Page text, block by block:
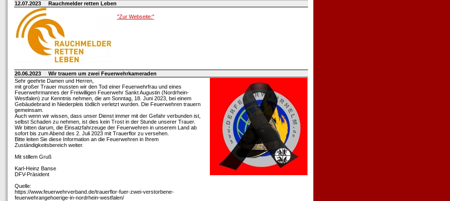
12.07.2023 Rauchmelder retten Leben
"Zur Webseite:"
20.06.2023
Wir trauern um zwei Feuerwehrkameraden
Sehr geehrte Damen und Herren,
mit großer Trauer mussten wir den Tod einer Feuerwehrfrau und eines
Feuerwehrmannes der Freiwilligen Feuerwehr Sankt Augustin (Nordrhein-
Westfalen) zur Kenntnis nehmen, die am Sonntag, 18. Juni 2023, bei einem
Gebäudebrand in Niederpleis tödlich verletzt wurden. Die Feuerwehren trauern
gemeinsam.
Auch wenn wir wissen, dass unser Dienst immer mit der Gefahr verbunden ist,
selbst Schaden zu nehmen, ist dies kein Trost in der Stunde unserer Trauer.
Wir bitten darum, die Einsatzfahrzeuge der Feuerwehren in unserem Land ab
sofort bis zum Abend des 2. Juli 2023 mit Trauerflor zu versehen.
Bitte leiten Sie diese Information an die Feuerwehren in Ihrem
Zuständigkeitsbereich weiter.
Mit stillem Gruß
Karl-Heinz Banse
DFV-Präsident
Quelle:
https://www.feuerwehrverband.de/trauerflor-fuer-zwei-verstorbene-
feuerwehrangehoerige-in-nordrhein-westfalen/